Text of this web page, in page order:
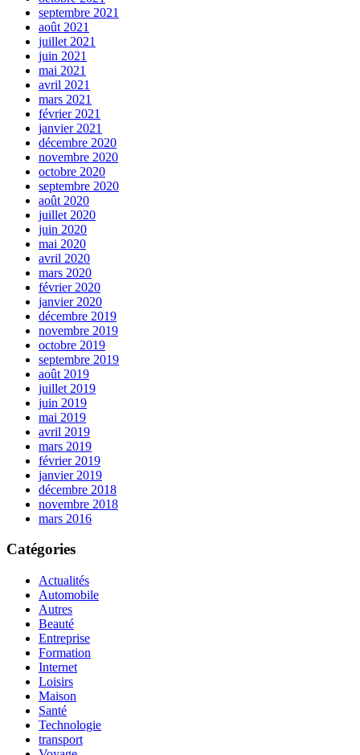
septembre 2021
août 2021
juillet 2021
juin 2021
mai 2021
avril 2021
mars 2021
février 2021
janvier 2021
décembre 2020
novembre 2020
octobre 2020
septembre 2020
août 2020
juillet 2020
juin 2020
mai 2020
avril 2020
mars 2020
février 2020
janvier 2020
décembre 2019
novembre 2019
octobre 2019
septembre 2019
août 2019
juillet 2019
juin 2019
mai 2019
avril 2019
mars 2019
février 2019
janvier 2019
décembre 2018
novembre 2018
mars 2016
Catégories
Actualités
Automobile
Autres
Beauté
Entreprise
Formation
Internet
Loisirs
Maison
Santé
Technologie
transport